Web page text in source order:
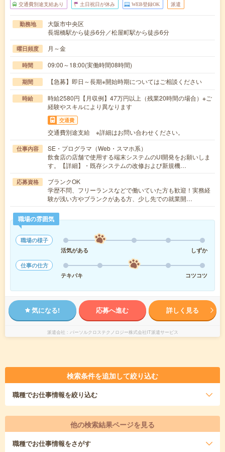
交通費別途支給あり 土日祝日が休み WEB登録OK 派遣
勤務地
大阪市中央区
長堀橋駅から徒歩6分／松屋町駅から徒歩6分
曜日頻度 月～金
時間 09:00～18:00(実働時間08時間)
期間 【急募】即日～長期※開始時期についてはご相談ください
時給
時給2580円【月収例】47万円以上（残業20時間の場合）※ご
経験やスキルにより異なります
交通費
交通費別途支給 ※詳細はお問い合わせください。
仕事内容
SE・プログラマ（Web・スマホ系）
飲食店の店舗で使用する端末システムのUI開発をお願いしま
す。【詳細】・既存システムの改修および新規機…
応募資格
ブランクOK
学歴不問、フリーランスなどで働いていた方も歓迎！実務経
験が浅い方やブランクがある方、少し先での就業開…
職場の雰囲気
職場の様子
活気がある
しずか
仕事の仕方
テキパキ
コツコツ
気になる! 応募へ進む 詳しく見る
派遣会社 パーソルクロステクノロジー株式会社IT派遣サービス
検索条件を追加して絞り込む
職種でお仕事情報を絞り込む
他の検索結果ページを見る
職種でお仕事情報をさがす